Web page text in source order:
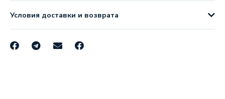
Условия доставки и возврата